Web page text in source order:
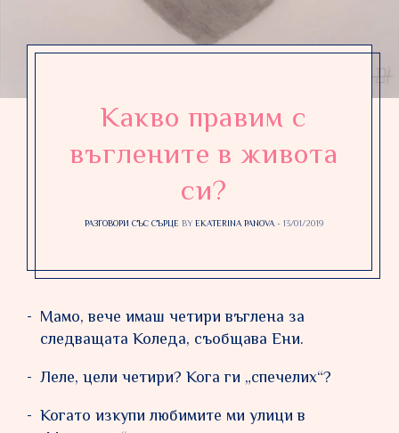
Какво правим с
въглените в живота
си?
РАЗГОВОРИ СЪС СЪРЦЕ BY EKATERINA PANOVA 13/01/2019
Мамо, вече имаш четири въглена за
следващата Коледа, съобщава Ени.
Леле, цели четири? Кога ги „спечелих“?
Когато изкупи любимите ми улици в